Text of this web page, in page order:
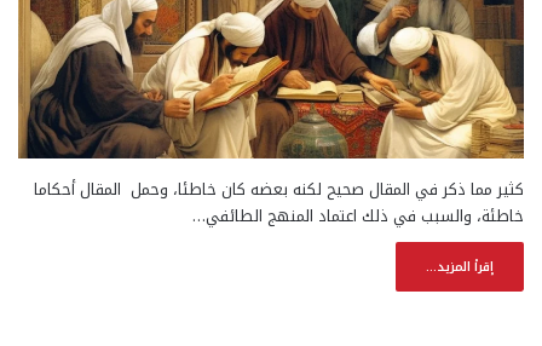
كثير مما ذكر في المقال صحيح لكنه بعضه كان خاطئا، وحمل المقال أحكاما
خاطئة، والسبب في ذلك اعتماد المنهج الطائفي…
إقرأ المزيد...